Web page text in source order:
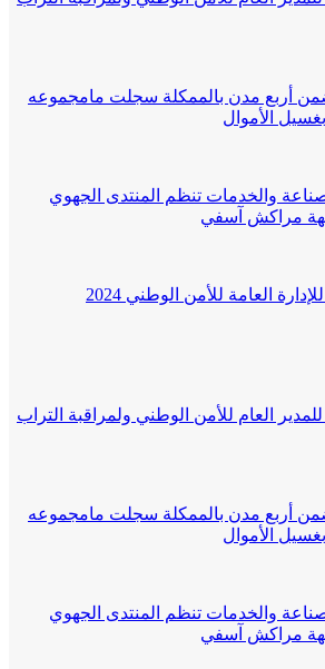
ضمن أربع مدن بالممكلة سجلت مامجموعه
والخدمات تنظم المنتدى الجهوي
مراكش آسفي
العامة للأمن الوطني 2024
العام للأمن الوطني ولمراقبة التراب
ضمن أربع مدن بالممكلة سجلت مامجموعه
والخدمات تنظم المنتدى الجهوي
مراكش آسفي